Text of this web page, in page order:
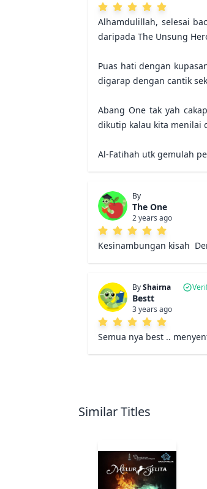
Alhamdulillah, selesai
daripada The Unsung
Puas hati dengan
digarap dengan cantik
Abang One tak yah
dikutip kalau kita menilai
Al-Fatihah utk gemulah
By
The One
2 years ago
Kesinambungan kisah
ByShairna
Bestt
3 years ago
Semua nya best ..
Similar Titles